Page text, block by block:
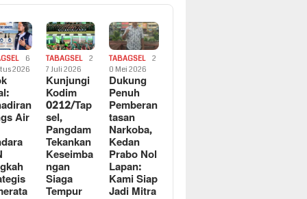
6
2026
Air
TABAGSEL
2
7 Juli 2026
Kunjungi
Kodim
0212/Tap
sel,
Pangdam
Tekankan
Keseimba
ngan
Siaga
Tempur
TABAGSEL
2
0 Mei 2026
Dukung
Penuh
Pemberan
tasan
Narkoba,
Kedan
Prabo Nol
Lapan:
Kami Siap
Jadi Mitra